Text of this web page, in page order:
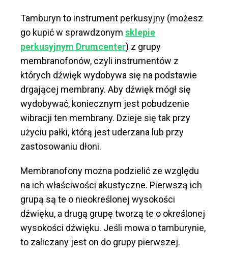
Tamburyn to instrument perkusyjny (możesz
go kupić w sprawdzonym sklepie
perkusyjnym Drumcenter) z grupy
membranofonów, czyli instrumentów z
których dźwięk wydobywa się na podstawie
drgającej membrany. Aby dźwięk mógł się
wydobywać, koniecznym jest pobudzenie
wibracji ten membrany. Dzieje się tak przy
użyciu pałki, którą jest uderzana lub przy
zastosowaniu dłoni.
Membranofony można podzielić ze względu
na ich właściwości akustyczne. Pierwszą ich
grupą są te o nieokreślonej wysokości
dźwięku, a drugą grupę tworzą te o określonej
wysokości dźwięku. Jeśli mowa o tamburynie,
to zaliczany jest on do grupy pierwszej.